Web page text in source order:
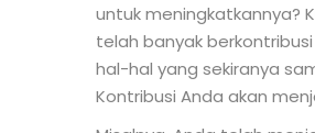
untuk meningkatkannya?
telah banyak
hal-hal yang sekiranya
Kontribusi Anda akan